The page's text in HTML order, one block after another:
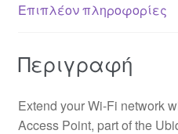
Επιπλέον πληροφορίες
Περιγραφή
Extend your Wi-Fi network
Access Point, part of the